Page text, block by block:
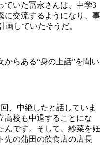
いた冨永さんは、中学3
に交流するようになり、事
画していたそうだ。
らある“身の上話”を聞い
、中絶したと話していま
高校も中退することにな
んです。そして、紗菜を妊
先の蒲田の飲食店の店長